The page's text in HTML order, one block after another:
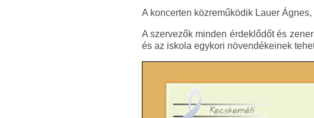
A koncerten közreműködik Lauer
A szervezők minden érdeklődőt és
és az iskola egykori növendékeinek